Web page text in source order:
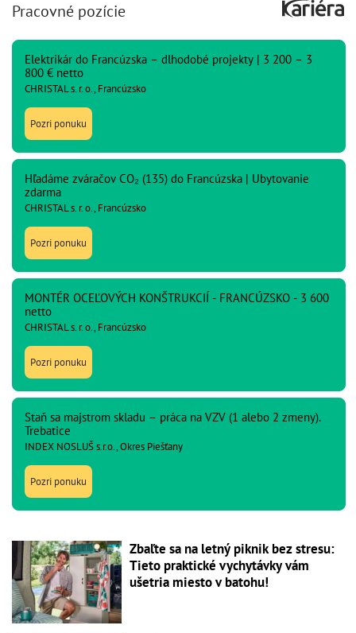
Pracovné pozície
Elektrikár do Francúzska – dlhodobé projekty | 3 200 – 3
800 € netto
CHRISTAL s. r. o., Francúzsko
Pozri ponuku
Hľadáme zváračov CO₂ (135) do Francúzska | Ubytovanie
zdarma
CHRISTAL s. r. o., Francúzsko
Pozri ponuku
MONTÉR OCEĽOVÝCH KONŠTRUKCIÍ - FRANCÚZSKO - 3 600
netto
CHRISTAL s. r. o., Francúzsko
Pozri ponuku
Staň sa majstrom skladu – práca na VZV (1 alebo 2 zmeny).
Trebatice
INDEX NOSLUŠ s.r.o., Okres Piešťany
Pozri ponuku
Zbaľte sa na letný piknik bez stresu:
Tieto praktické vychytávky vám
ušetria miesto v batohu!